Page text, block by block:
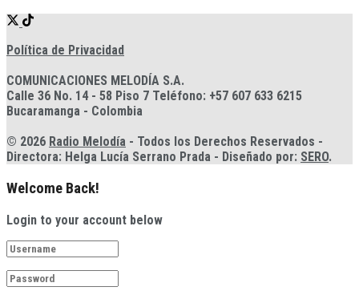
Política de Privacidad
COMUNICACIONES MELODÍA S.A.
Calle 36 No. 14 - 58 Piso 7 Teléfono: +57 607 633 6215
Bucaramanga - Colombia
© 2026 Radio Melodía - Todos los Derechos Reservados -
Directora: Helga Lucía Serrano Prada - Diseñado por: SERO.
Welcome Back!
Login to your account below